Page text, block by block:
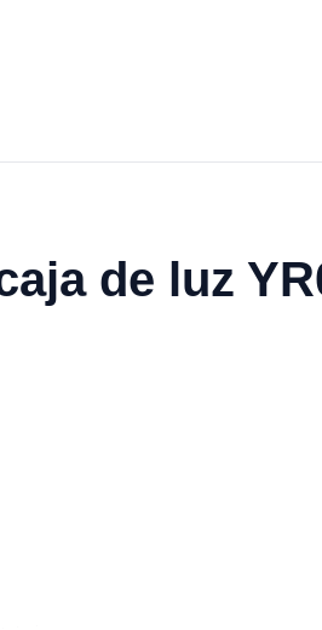
de luz